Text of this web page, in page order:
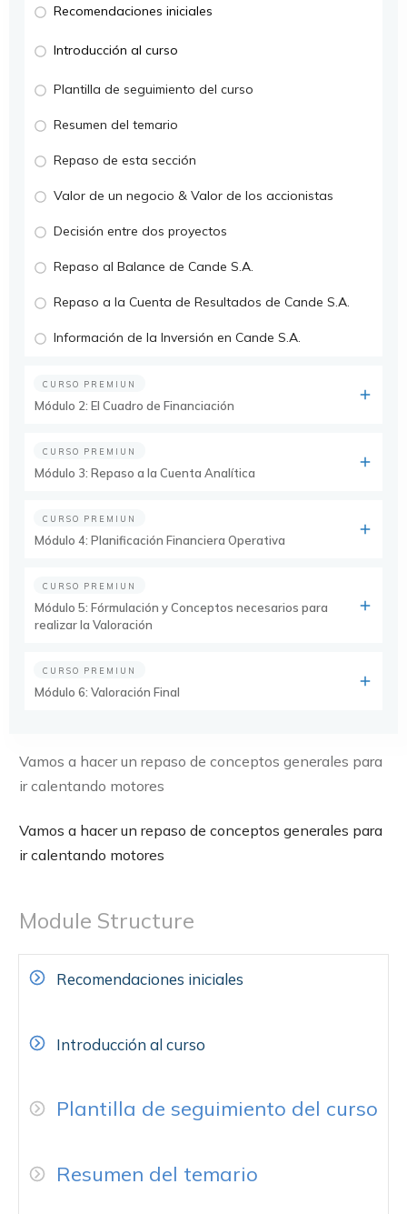
Vamos a hacer un repaso de conceptos generales para
ir calentando motores
Vamos a hacer un repaso de conceptos generales para
ir calentando motores
Module Structure
Recomendaciones iniciales
Introducción al curso
Plantilla de seguimiento del curso
Resumen del temario
Recomendaciones iniciales
Introducción al curso
Plantilla de seguimiento del curso
Resumen del temario
Repaso de esta sección
Valor de un negocio & Valor de los accionistas
Decisión entre dos proyectos
Repaso al Balance de Cande S.A.
Repaso a la Cuenta de Resultados de Cande S.A.
Información de la Inversión en Cande S.A.
CURSO PREMIUN
Módulo 2: El Cuadro de Financiación
CURSO PREMIUN
Módulo 3: Repaso a la Cuenta Analítica
CURSO PREMIUN
Módulo 4: Planificación Financiera Operativa
CURSO PREMIUN
Módulo 5: Fórmulación y Conceptos necesarios para
realizar la Valoración
CURSO PREMIUN
Módulo 6: Valoración Final